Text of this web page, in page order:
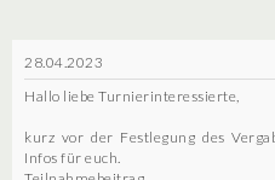
28.04.2023
Hallo liebe Turnierinteressierte,
kurz vor der Festlegung des
Infos für euch.